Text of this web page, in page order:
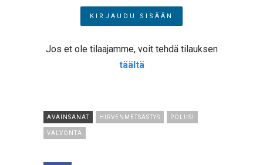
Jos et ole tilaajamme, voit tehdä tilauksen
täältä
AVAINSANAT HIRVENMETSÄSTYS POLIISI
VALVONTA